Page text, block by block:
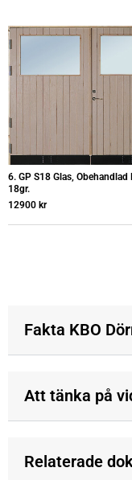
6. GP S18 Glas, Obehandlad
18gr.
12900 kr
Fakta KBO
Att tänka på
Relaterade